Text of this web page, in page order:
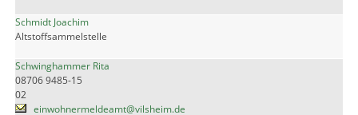
Schmidt Joachim
Altstoffsammelstelle
Schwinghammer Rita
08706 9485-15
02
einwohnermeldeamt@vilsheim.de